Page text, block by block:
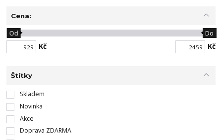
Cena:
Kč
Od Do
Kč
Štítky
Skladem
Novinka
Akce
Doprava ZDARMA